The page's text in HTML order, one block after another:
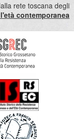
rete toscana degli
contemporanea